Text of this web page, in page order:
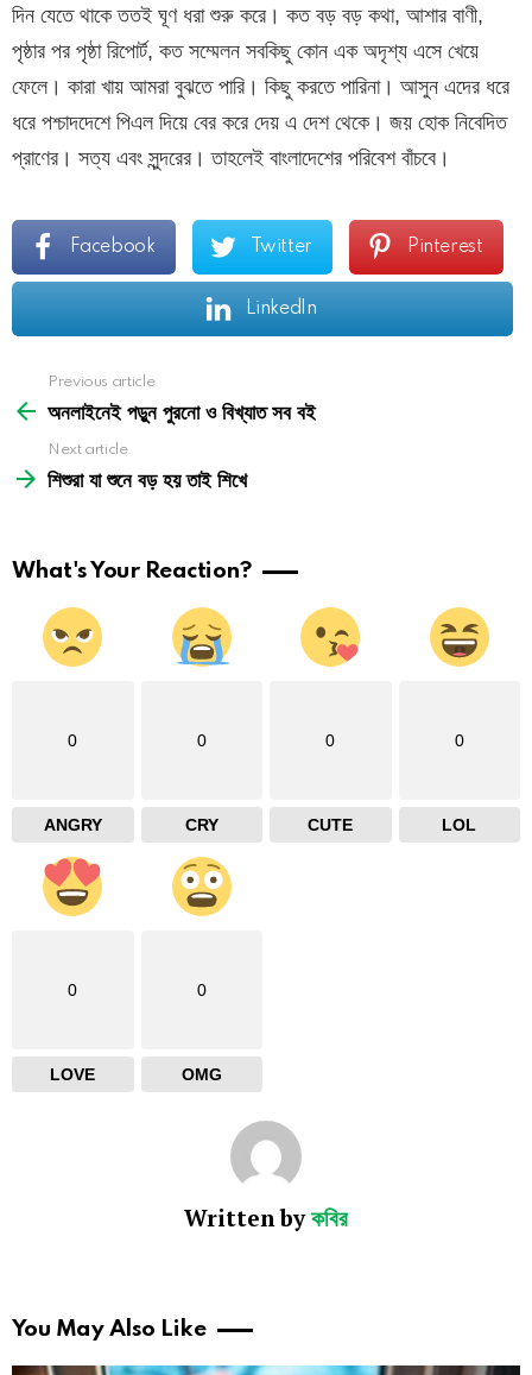
দিন যেতে থাকে ততই ঘূণ ধরা শুরু করে। কত বড় বড় কথা, আশার বাণী,
পৃষ্ঠার পর পৃষ্ঠা রিপোর্ট, কত সম্মেলন সবকিছু কোন এক অদৃশ্য এসে খেয়ে
ফেলে। কারা খায় আমরা বুঝতে পারি। কিছু করতে পারিনা। আসুন এদের ধরে
ধরে পশ্চাদদেশে পিএল দিয়ে বের করে দেয় এ দেশ থেকে। জয় হোক নিবেদিত
প্রাণের। সত্য এবং সুন্দরের। তাহলেই বাংলাদেশের পরিবেশ বাঁচবে।
Facebook Twitter Pinterest
LinkedIn
more
Previous article
অনলাইনেই পড়ুন পুরনো ও বিখ্যাত সব বই
Next article
শিশুরা যা শুনে বড় হয় তাই শিখে
What's Your Reaction?
0
ANGRY
0
CRY
0
CUTE
0
LOL
0
LOVE
0
OMG
Written byকবির
You May Also Like